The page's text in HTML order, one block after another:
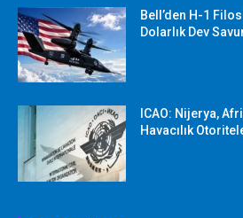
Bell’den H-1
Dolarlık Dev
ICAO: Nijerya,
Havacılık